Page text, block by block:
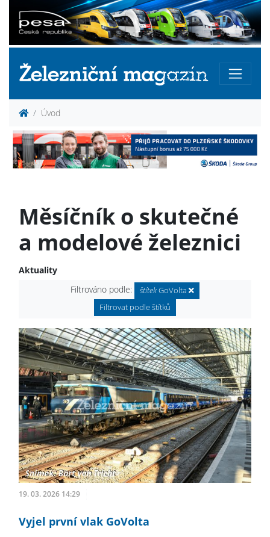
Úvod
Měsíčník o skutečné
a modelové železnici
Aktuality
Filtrováno podle:
štítekGoVolta
Filtrovat podle štítků
19. 03. 2026 14:29
Vyjel první vlak GoVolta